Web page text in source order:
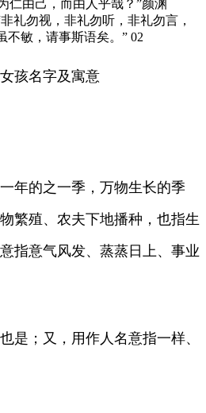
仁由己，而由人乎哉？”颜渊
礼勿视，非礼勿听，非礼勿言，
不敏，请事斯语矣。” 02
孩名字及寓意
年的之一季，万物生长的季
繁殖、农夫下地播种，也指生
指意气风发、蒸蒸日上、事业
是；又，用作人名意指一样、